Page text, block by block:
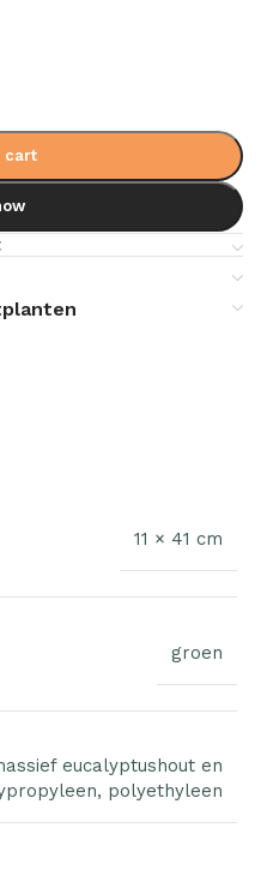
cart
11 × 41 cm
groen
eucalyptushout en
, polyethyleen